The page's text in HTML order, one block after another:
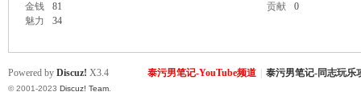
金钱
81 贡献
0
魅力
34
泰污男笔记-YouTube频道 泰污男笔记-同志玩乐
Powered by Discuz! X3.4
© 2001-2023 Discuz! Team.